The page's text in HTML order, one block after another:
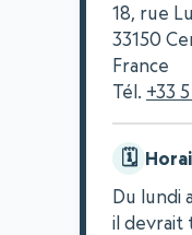
18, rue
33150
France
Tél. +33
Du lundi
il devrait